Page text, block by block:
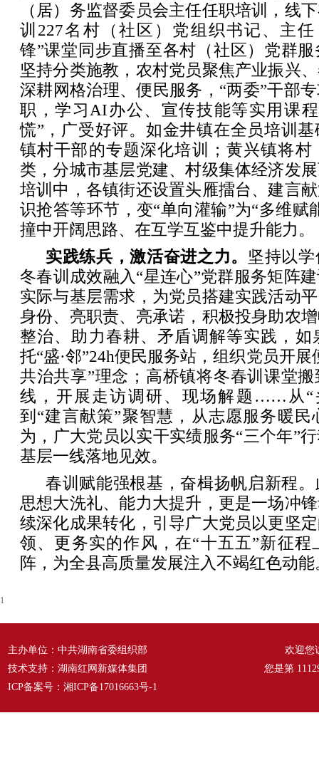
（居）务监督委员会主任任职培训，线
训227名村（社区）党组织书记、主
锋”课堂同步直播至各村（社区）党群
坚持分类施教，农村党员聚焦产业振兴
深耕网格治理、便民服务，“两委”干部
职，学习AI办公、宣传技能等实用课
慌”，广受好评。如金井镇在全员培训
镇村干部的专题深化培训；黄兴镇将村
类，分城市基层党建、村级集体经济发
培训中，各镇街还设置头雁擂台、建言
识抢答等环节，变“单向灌输”为“多维赋
撞中开阔思路、在互学互鉴中提升能力。
实践练兵，激活奋进之力。 坚持以
冬春训成效融入“星连心”党群服务矩阵
实际与基层需求，为党员搭建实践活动
身份、亮职责、亮承诺，积极投身助农
整治、助力春耕、矛盾调解等实践，如
托“盛·邻”24h便民服务站，组织党员开
共治共享”理念；高桥镇将冬春训课堂
线，开展走访调研、现场解题……从“
到“建言献策”聚智慧，从志愿服务暖
为，广大党员以实干实绩服务“三个年”
基层一线落地见效。
春训赋能强根基，奋楫扬帆启新程
思想大洗礼、能力大提升，更是一场冲
续深化成果转化，引导广大党员以更坚
领、更务实的作风，在“十五五”新征
阵，为全县高质量发展注入不竭红色动能
1
主办单位：中共湖南省委组织部
技术支持：湖南红网新媒体集团
ICP备案号： 湘ICP备17016663号-1
欢迎您
您是第